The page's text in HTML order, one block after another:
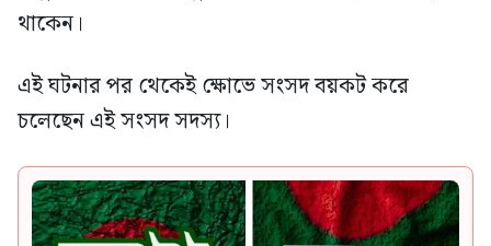
থাকেন।
এই ঘটনার পর থেকেই ক্ষোভে সংসদ বয়কট করে
চলেছেন এই সংসদ সদস্য।